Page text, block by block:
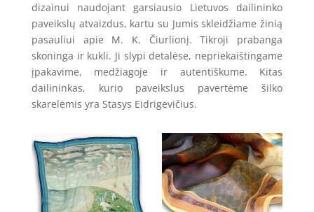
dizainui naudojant garsiausio Lietuvos dailininko
paveikslų atvaizdus, kartu su Jumis skleidžiame žinią
pasauliui apie M. K. Čiurlionį. Tikroji prabanga
skoninga ir kukli. Ji slypi detalėse, nepriekaištingame
įpakavime, medžiagoje ir autentiškume. Kitas
dailininkas, kurio paveikslus pavertėme šilko
skarelėmis yra Stasys Eidrigevičius.